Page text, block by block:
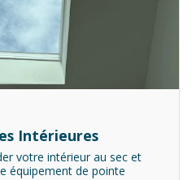
Intérieures
votre intérieur au sec et
équipement de pointe